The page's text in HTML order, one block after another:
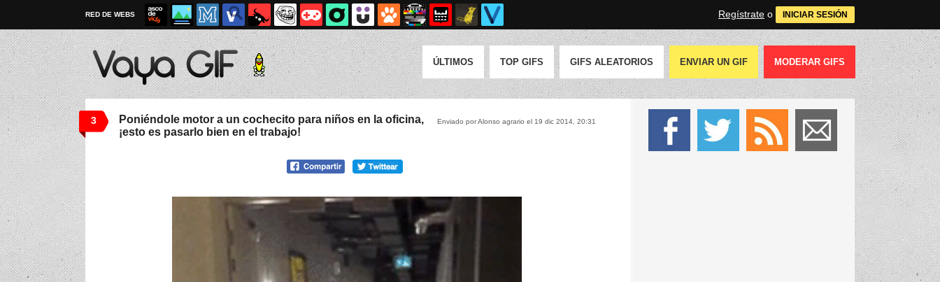
RED DE WEBS Regístrate o INICIAR SESIÓN
ÚLTIMOS TOP GIFS GIFS ALEATORIOS ENVIAR UN GIF MODERAR GIFS
3 Enviado por Alonso agrario el 19 dic 2014, 20:31
Poniéndole motor a un cochecito para niños en la oficina,
¡esto es pasarlo bien en el trabajo!